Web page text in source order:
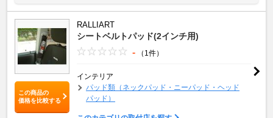
この商品の
価格を比較する
RALLIART
シートベルトパッド(2インチ用)
- （1件）
インテリア
パッド類（ネックパッド・ニーパッド・ヘッド
パッド）